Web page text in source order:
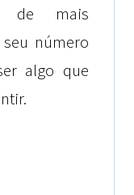
de mais
número
algo que